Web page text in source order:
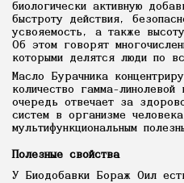
биологически активную
быстроту действия,
усвояемость, а также
Об этом говорят
которыми делятся люди по
Масло Бурачника
количество гамма-
очередь отвечает за
систем в организме
мультифункциональным
Полезные свойства
У Биодобавки Бораж Оил